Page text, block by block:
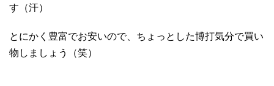
す（汗）
とにかく豊富でお安いので、ちょっとした博打気分で買い
物しましょう（笑）